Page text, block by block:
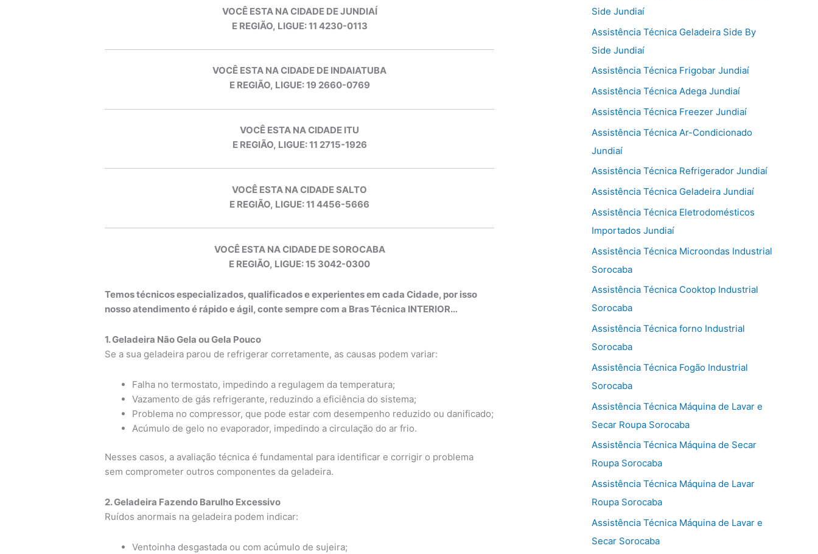
VOCÊ ESTA NA CIDADE DE JUNDIAÍ
E REGIÃO, LIGUE: 11 4230-0113
VOCÊ ESTA NA CIDADE DE INDAIATUBA
E REGIÃO, LIGUE: 19 2660-0769
VOCÊ ESTA NA CIDADE ITU
E REGIÃO, LIGUE: 11 2715-1926
VOCÊ ESTA NA CIDADE SALTO
E REGIÃO, LIGUE: 11 4456-5666
VOCÊ ESTA NA CIDADE DE SOROCABA
E REGIÃO, LIGUE: 15 3042-0300
Temos técnicos especializados, qualificados e experientes em cada Cidade, por isso
nosso atendimento é rápido e ágil, conte sempre com a Bras Técnica INTERIOR…
1. Geladeira Não Gela ou Gela Pouco
Se a sua geladeira parou de refrigerar corretamente, as causas podem variar:
Falha no termostato, impedindo a regulagem da temperatura;
Vazamento de gás refrigerante, reduzindo a eficiência do sistema;
Problema no compressor, que pode estar com desempenho reduzido ou danificado;
Acúmulo de gelo no evaporador, impedindo a circulação do ar frio.
Nesses casos, a avaliação técnica é fundamental para identificar e corrigir o problema
sem comprometer outros componentes da geladeira.
2. Geladeira Fazendo Barulho Excessivo
Ruídos anormais na geladeira podem indicar:
Ventoinha desgastada ou com acúmulo de sujeira;
Side Jundiaí
Assistência Técnica Geladeira Side By
Side Jundiaí
Assistência Técnica Frigobar Jundiaí
Assistência Técnica Adega Jundiaí
Assistência Técnica Freezer Jundiaí
Assistência Técnica Ar-Condicionado
Jundiaí
Assistência Técnica Refrigerador Jundiaí
Assistência Técnica Geladeira Jundiaí
Assistência Técnica Eletrodomésticos
Importados Jundiaí
Assistência Técnica Microondas Industrial
Sorocaba
Assistência Técnica Cooktop Industrial
Sorocaba
Assistência Técnica forno Industrial
Sorocaba
Assistência Técnica Fogão Industrial
Sorocaba
Assistência Técnica Máquina de Lavar e
Secar Roupa Sorocaba
Assistência Técnica Máquina de Secar
Roupa Sorocaba
Assistência Técnica Máquina de Lavar
Roupa Sorocaba
Assistência Técnica Máquina de Lavar e
Secar Sorocaba